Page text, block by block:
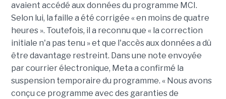
avaient accédé aux données du programme MCI.
Selon lui, la faille a été corrigée « en moins de quatre
heures ». Toutefois, il a reconnu que « la correction
initiale n'a pas tenu » et que l'accès aux données a dû
être davantage restreint. Dans une note envoyée
par courrier électronique, Meta a confirmé la
suspension temporaire du programme. « Nous avons
conçu ce programme avec des garanties de